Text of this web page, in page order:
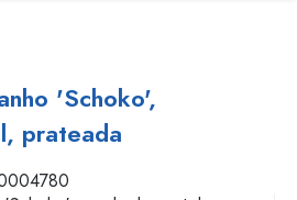
'Schoko',
prateada